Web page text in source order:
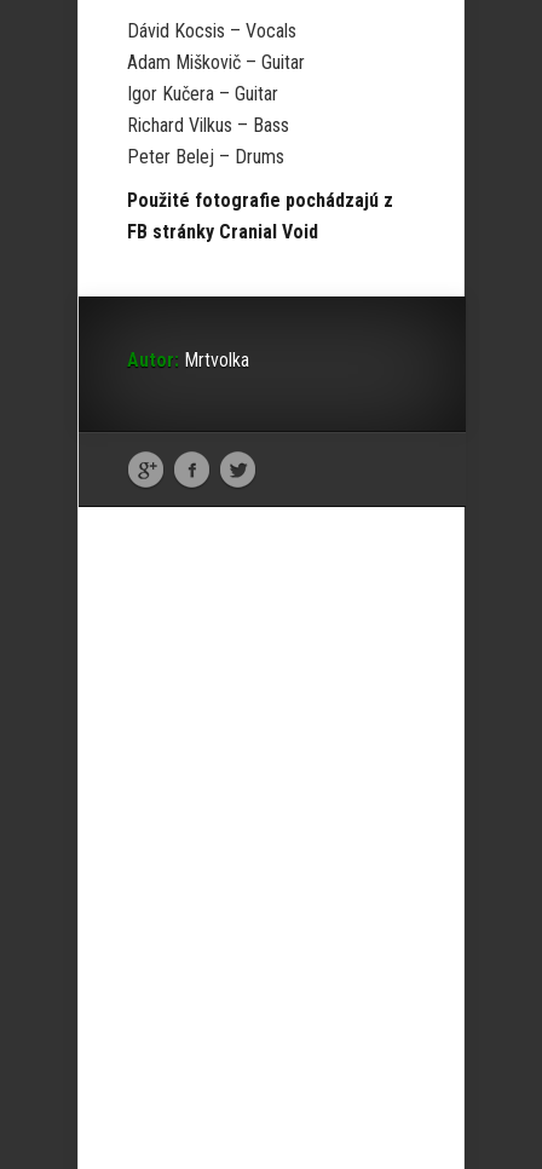
Dávid Kocsis – Vocals
Adam Miškovič – Guitar
Igor Kučera – Guitar
Richard Vilkus – Bass
Peter Belej – Drums
Použité fotografie pochádzajú z
FB stránky Cranial Void
Autor: Mrtvolka